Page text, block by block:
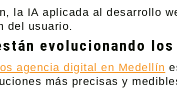
la IA aplicada al desarrollo
del usuario.
evolucionando
agencia digital en Medellín
más precisas y